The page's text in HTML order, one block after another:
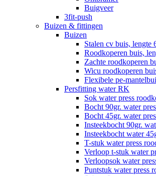
Buigveer
3fit-push
Buizen & fittingen
Buizen
Stalen cv buis, lengte
Roodkoperen buis,
Zachte roodkoperen
Wicu roodkoperen
Flexibele pe-
Persfitting water RK
Sok water press
Bocht 90gr. water
Bocht 45gr. water
Insteekbocht 90gr.
Insteekbocht water
T-stuk water press
Verloop t-stuk water
Verloopsok water
Puntstuk water press